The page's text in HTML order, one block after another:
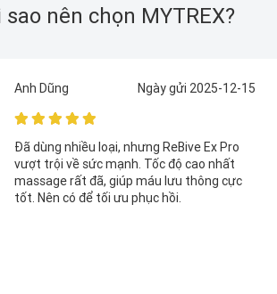
sao nên chọn MYTREX?
Anh Vương Ngày gửi 2025-12-17
Máy này mạnh hơn hẳn đối thủ cùng giá.
Đầu massage chuyên biệt hữu ích. Dùng
massage bắp chân sau chạy bộ đường dài
cực kỳ hiệu quả, giảm thiểu chấn thương.